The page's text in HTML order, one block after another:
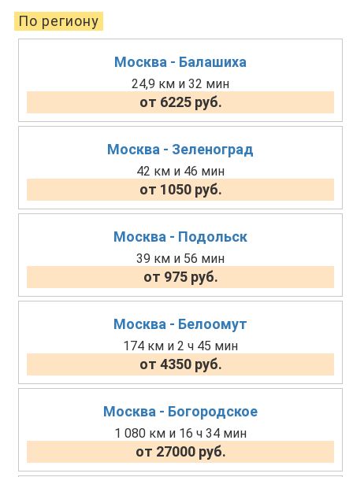
По региону
Москва - Балашиха
24,9 км и 32 мин
от 6225 руб.
Москва - Зеленоград
42 км и 46 мин
от 1050 руб.
Москва - Подольск
39 км и 56 мин
от 975 руб.
Москва - Белоомут
174 км и 2 ч 45 мин
от 4350 руб.
Москва - Богородское
1 080 км и 16 ч 34 мин
от 27000 руб.